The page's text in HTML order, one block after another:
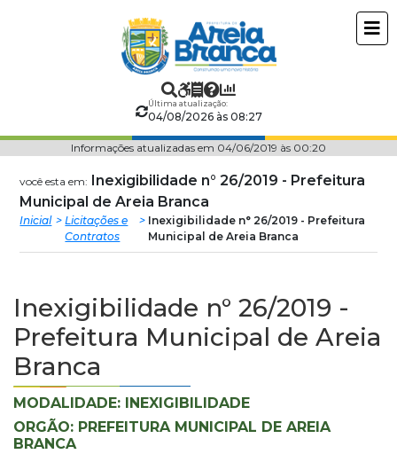
Prefeitura
Municipal
Areia
Branca
Última atualização:
04/08/2026 às 08:27
Informações atualizadas em 04/06/2019 às 00:20
você esta em: Inexigibilidade n° 26/2019 - Prefeitura
Municipal de Areia Branca
Inicial
Licitações e
Contratos
Inexigibilidade n° 26/2019 - Prefeitura
Municipal de Areia Branca
Inexigibilidade n° 26/2019 -
Prefeitura Municipal de Areia
Branca
MODALIDADE: INEXIGIBILIDADE
ORGÃO: PREFEITURA MUNICIPAL DE AREIA
BRANCA